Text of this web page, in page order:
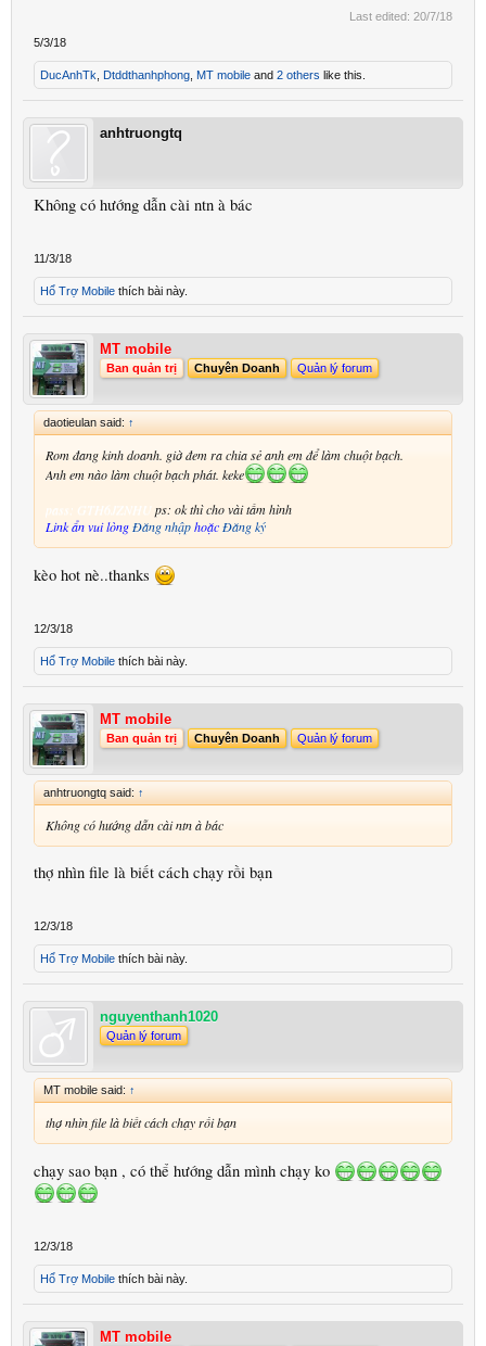
Last edited: 20/7/18
5/3/18
DucAnhTk Dtddthanhphong MT mobile and 2 others like this.
anhtruongtq
Không có hướng dẫn cài ntn à bác
11/3/18
Hổ Trợ Mobile thích bài này.
MT mobile
Ban quản trị Chuyên Doanh Quản lý forum
daotieulan said: ↑
Rom đang kinh doanh. giờ đem ra chia sẻ anh em để làm chuột bạch.
Anh em nào làm chuột bạch phát. keke
pass: GTH6JZNHU ps: ok thì cho vài tấm hình
Link ẩn vui lòngĐăng nhậphoặcĐăng ký
kèo hot nè..thanks
12/3/18
Hổ Trợ Mobile thích bài này.
MT mobile
Ban quản trị Chuyên Doanh Quản lý forum
anhtruongtq said: ↑
Không có hướng dẫn cài ntn à bác
thợ nhìn file là biết cách chạy rồi bạn
12/3/18
Hổ Trợ Mobile thích bài này.
nguyenthanh1020
Quản lý forum
MT mobile said: ↑
thợ nhìn file là biết cách chạy rồi bạn
chạy sao bạn , có thể hướng dẫn mình chạy ko
12/3/18
Hổ Trợ Mobile thích bài này.
MT mobile